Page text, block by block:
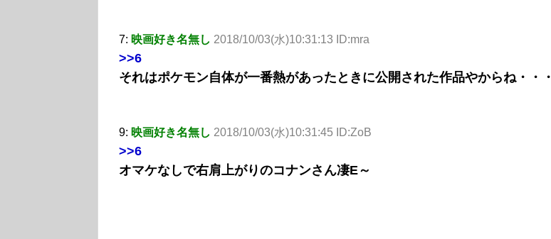
7: 映画好き名無し 2018/10/03(水)10:31:13 ID:mra
>>6
それはポケモン自体が一番熱があったときに公開された作品やからね・・・
9: 映画好き名無し 2018/10/03(水)10:31:45 ID:ZoB
>>6
オマケなしで右肩上がりのコナンさん凄E～